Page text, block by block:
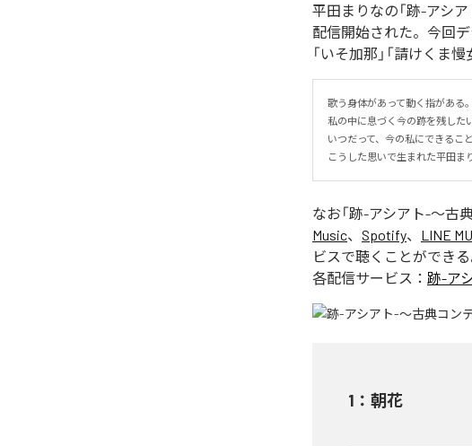
平田まりなの「跡-アシ
配信開始された。今回デ
「いそ加那」「請けくま
歌う身体があって動く指がある。
私の中に息づく今の跡を残したい
いつだって、今の私にできるこ
こうした思いで生まれた平田ま
なお「跡-アシアト-〜古
Music、 Spotify、 LINE
ビスで聴くことができる
各配信サービス： 跡-ア
1 ： 朝花